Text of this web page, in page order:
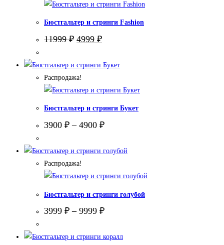
Бюстгальтер и стринги Fashion
11999₽ Первоначальная
цена
11999 ₽.
4999 ₽Текущая
цена:
Распродажа!
Бюстгальтер и стринги Букет
3900 ₽ – 4900 ₽
Распродажа!
Бюстгальтер и стринги голубой
3999 ₽ – 9999 ₽